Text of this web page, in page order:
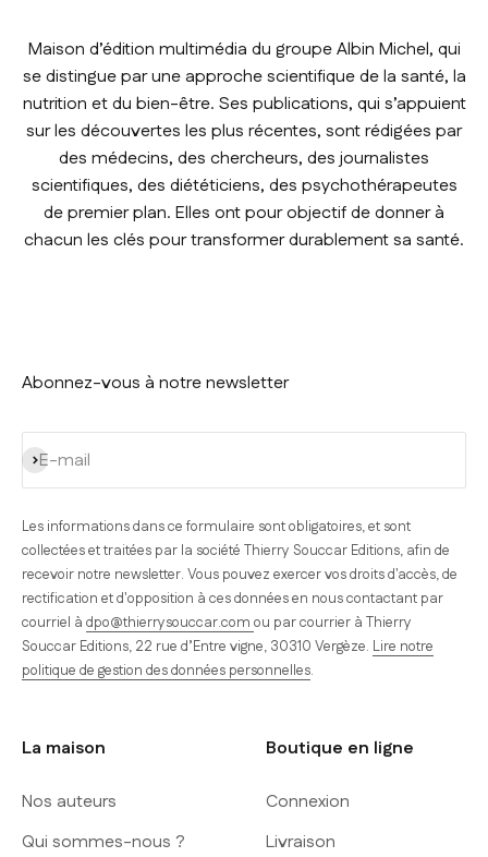
Maison d’édition multimédia du groupe Albin Michel, qui
se distingue par une approche scientifique de la santé, la
nutrition et du bien-être. Ses publications, qui s’appuient
sur les découvertes les plus récentes, sont rédigées par
des médecins, des chercheurs, des journalistes
scientifiques, des diététiciens, des psychothérapeutes
de premier plan. Elles ont pour objectif de donner à
chacun les clés pour transformer durablement sa santé.
Abonnez-vous à notre newsletter
E-mail
S'inscrire
Les informations dans ce formulaire sont obligatoires, et sont
collectées et traitées par la société Thierry Souccar Editions, afin de
recevoir notre newsletter. Vous pouvez exercer vos droits d'accès, de
rectification et d'opposition à ces données en nous contactant par
courriel à dpo@thierrysouccar.com ou par courrier à Thierry
Souccar Editions, 22 rue d’Entre vigne, 30310 Vergèze. Lire notre
politique de gestion des données personnelles.
La maison
Nos auteurs
Qui sommes-nous ?
Boutique en ligne
Connexion
Livraison